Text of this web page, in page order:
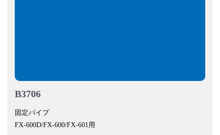
B3706
固定パイプ
FX-600D/FX-600/FX-601用